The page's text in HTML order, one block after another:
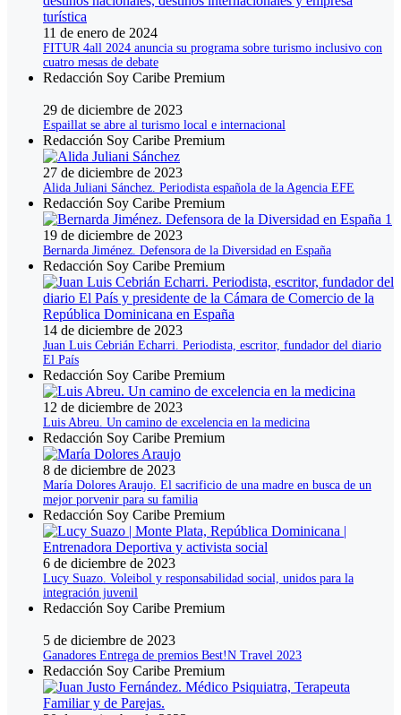
11 de enero de 2024
FITUR 4all 2024 anuncia su programa sobre turismo inclusivo con
cuatro mesas de debate
Redacción Soy Caribe Premium
29 de diciembre de 2023
Espaillat se abre al turismo local e internacional
Redacción Soy Caribe Premium
27 de diciembre de 2023
Alida Juliani Sánchez. Periodista española de la Agencia EFE
Redacción Soy Caribe Premium
19 de diciembre de 2023
Bernarda Jiménez. Defensora de la Diversidad en España
Redacción Soy Caribe Premium
14 de diciembre de 2023
Juan Luis Cebrián Echarri. Periodista, escritor, fundador del diario
El País
Redacción Soy Caribe Premium
12 de diciembre de 2023
Luis Abreu. Un camino de excelencia en la medicina
Redacción Soy Caribe Premium
8 de diciembre de 2023
María Dolores Araujo. El sacrificio de una madre en busca de un
mejor porvenir para su familia
Redacción Soy Caribe Premium
6 de diciembre de 2023
Lucy Suazo. Voleibol y responsabilidad social, unidos para la
integración juvenil
Redacción Soy Caribe Premium
5 de diciembre de 2023
Ganadores Entrega de premios Best!N Travel 2023
Redacción Soy Caribe Premium